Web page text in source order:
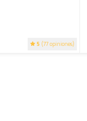
5 (77 opiniones)